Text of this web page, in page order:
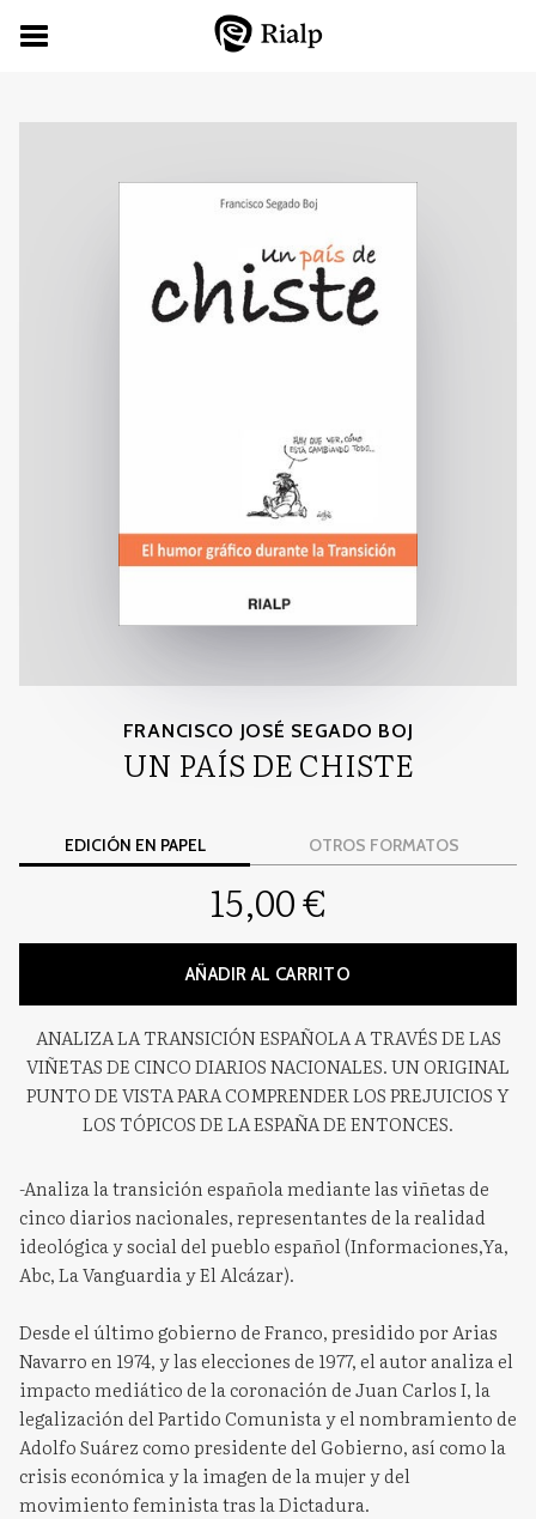
FRANCISCO JOSÉ SEGADO BOJ
UN PAÍS DE CHISTE
EDICIÓN EN PAPEL OTROS FORMATOS
15,00 €
AÑADIR AL CARRITO
ANALIZA LA TRANSICIÓN ESPAÑOLA A TRAVÉS DE LAS
VIÑETAS DE CINCO DIARIOS NACIONALES. UN ORIGINAL
PUNTO DE VISTA PARA COMPRENDER LOS PREJUICIOS Y
LOS TÓPICOS DE LA ESPAÑA DE ENTONCES.
-Analiza la transición española mediante las viñetas de
cinco diarios nacionales, representantes de la realidad
ideológica y social del pueblo español (Informaciones,Ya,
Abc, La Vanguardia y El Alcázar).
Desde el último gobierno de Franco, presidido por Arias
Navarro en 1974, y las elecciones de 1977, el autor analiza el
impacto mediático de la coronación de Juan Carlos I, la
legalización del Partido Comunista y el nombramiento de
Adolfo Suárez como presidente del Gobierno, así como la
crisis económica y la imagen de la mujer y del
movimiento feminista tras la Dictadura.